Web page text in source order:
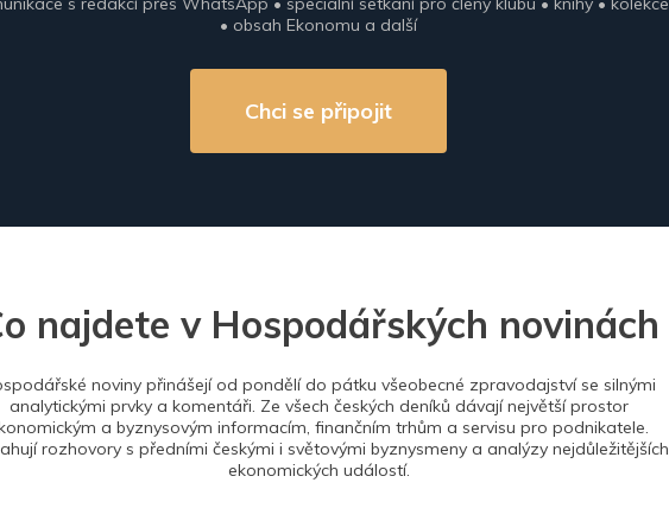
• obsah Ekonomu a další
Chci se připojit
najdete v Hospodářských novinách
noviny přinášejí od pondělí do pátku všeobecné zpravodajství se silnými
analytickými prvky a komentáři. Ze všech českých deníků dávají největší prostor
a byznysovým informacím, finančním trhům a servisu pro podnikatele.
rozhovory s předními českými i světovými byznysmeny a analýzy nejdůležitějších
ekonomických událostí.